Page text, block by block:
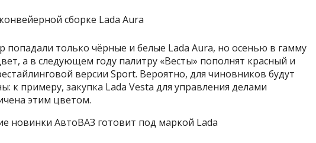
попадали только чёрные и белые Lada Aura, но осенью в гамму
а в следующем году палитру «Весты» пополнят красный и
версии Sport. Вероятно, для чиновников будут
к примеру, закупка Lada Vesta для управления делами
этим цветом.
новинки АвтоВАЗ готовит под маркой Lada